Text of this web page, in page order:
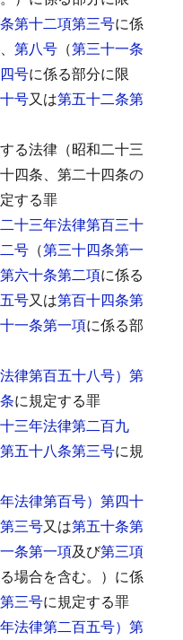
第十二項第三号に係
、 第八号 （第三十一条
号に係る部分に限
号又は第五十二条第
る法律（昭和二十三
四条、第二十四条の
する罪
十三年法律第百三十
号 （第三十四条第一
第六十条第二項に係る
号又は第百十四条第
一条第一項に係る部
律第百五十八号）第
に規定する罪
三年法律第二百九
第五十八条第三号に規
法律第百号）第四十
第三号又は第五十条第
条第一項及び第三項
場合を含む。）に係
第三号に規定する罪
法律第二百五号）第